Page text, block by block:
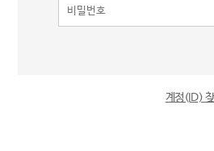
계정(ID)